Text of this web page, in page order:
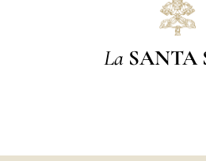
La SANTA